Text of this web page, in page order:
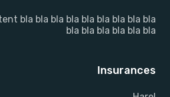
bla bla bla bla bla bla bla bla bla
bla bla bla bla bla bla
Insurances